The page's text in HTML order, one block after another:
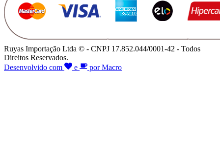
Ruyas Importação Ltda © - CNPJ 17.852.044/0001-42 - Todos
Direitos Reservados.
Desenvolvido com
e por Macro